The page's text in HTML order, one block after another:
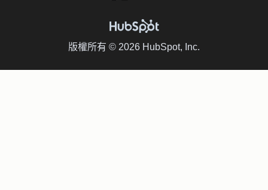
版權所有 © 2026 HubSpot, Inc.